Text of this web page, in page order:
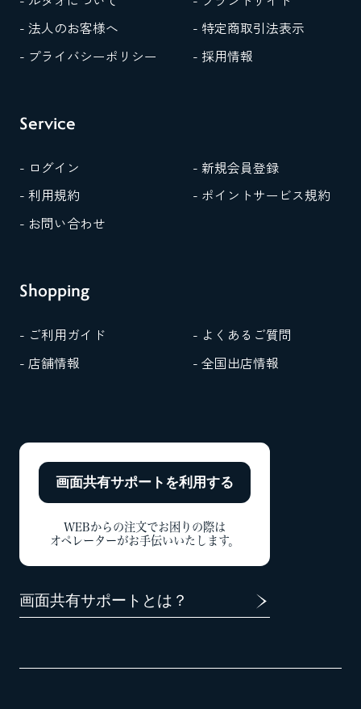
- 法人のお客様へ
- 特定商取引法表示
- プライバシーポリシー
- 採用情報
Service
- ログイン
- 新規会員登録
- 利用規約
- ポイントサービス規約
- お問い合わせ
Shopping
- ご利用ガイド
- よくあるご質問
- 店舗情報
- 全国出店情報
画面共有サポートを利用する
WEBからの注文でお困りの際は
オペレーターがお手伝いいたします。
画面共有サポートとは？